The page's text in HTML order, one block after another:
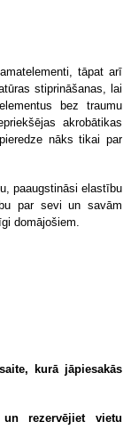
tāpat arī
stiprināšanas, lai
bez traumu
akrobātikas
nāks tikai par
paaugstināsi elastību
par sevi un savām
domājošiem.
kurā jāpiesakās
rezervējiet vietu